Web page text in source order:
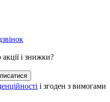
і знижки?
і згоден з вимогами